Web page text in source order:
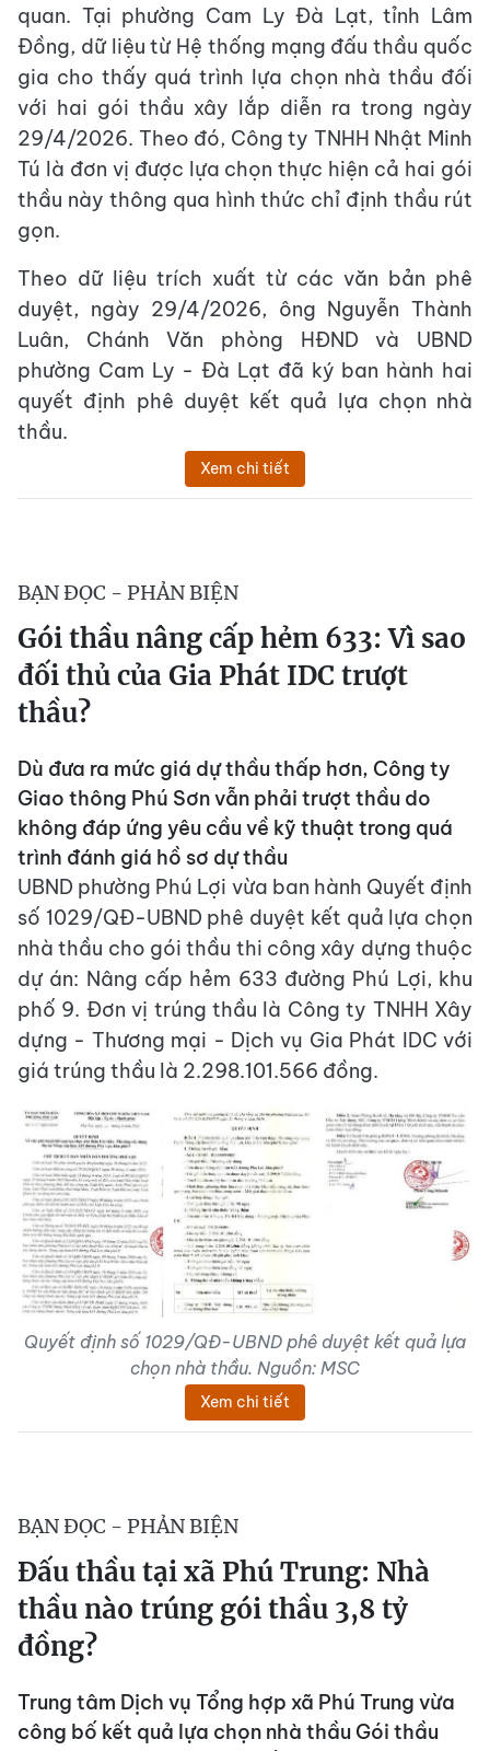
quan. Tại phường Cam Ly Đà Lạt, tỉnh Lâm
Đồng, dữ liệu từ Hệ thống mạng đấu thầu quốc
gia cho thấy quá trình lựa chọn nhà thầu đối
với hai gói thầu xây lắp diễn ra trong ngày
29/4/2026. Theo đó, Công ty TNHH Nhật Minh
Tú là đơn vị được lựa chọn thực hiện cả hai gói
thầu này thông qua hình thức chỉ định thầu rút
gọn.
Theo dữ liệu trích xuất từ các văn bản phê
duyệt, ngày 29/4/2026, ông Nguyễn Thành
Luân, Chánh Văn phòng HĐND và UBND
phường Cam Ly - Đà Lạt đã ký ban hành hai
quyết định phê duyệt kết quả lựa chọn nhà
thầu.
Xem chi tiết
BẠN ĐỌC - PHẢN BIỆN
Gói thầu nâng cấp hẻm 633: Vì sao
đối thủ của Gia Phát IDC trượt
thầu?
Dù đưa ra mức giá dự thầu thấp hơn, Công ty
Giao thông Phú Sơn vẫn phải trượt thầu do
không đáp ứng yêu cầu về kỹ thuật trong quá
trình đánh giá hồ sơ dự thầu
UBND phường Phú Lợi vừa ban hành Quyết định
số 1029/QĐ-UBND phê duyệt kết quả lựa chọn
nhà thầu cho gói thầu thi công xây dựng thuộc
dự án: Nâng cấp hẻm 633 đường Phú Lợi, khu
phố 9. Đơn vị trúng thầu là Công ty TNHH Xây
dựng - Thương mại - Dịch vụ Gia Phát IDC với
giá trúng thầu là 2.298.101.566 đồng.
Quyết định số 1029/QĐ-UBND phê duyệt kết quả lựa
chọn nhà thầu. Nguồn: MSC
Xem chi tiết
BẠN ĐỌC - PHẢN BIỆN
Đấu thầu tại xã Phú Trung: Nhà
thầu nào trúng gói thầu 3,8 tỷ
đồng?
Trung tâm Dịch vụ Tổng hợp xã Phú Trung vừa
công bố kết quả lựa chọn nhà thầu Gói thầu